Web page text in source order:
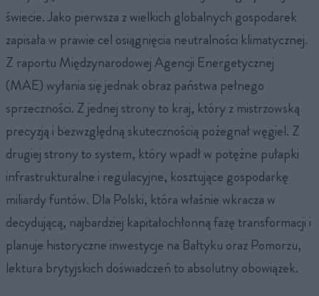
świecie. Jako pierwsza z wielkich globalnych gospodarek
zapisała w prawie cel osiągnięcia neutralności klimatycznej.
Z raportu Międzynarodowej Agencji Energetycznej
(MAE) wyłania się jednak obraz państwa pełnego
sprzeczności. Z jednej strony to kraj, który z mistrzowską
precyzją i bezwzględną skutecznością pożegnał węgiel. Z
drugiej strony to system, który wpadł w potężne pułapki
infrastrukturalne i regulacyjne, kosztujące gospodarkę
miliardy funtów. Dla Polski, która właśnie wkracza w
decydującą, najbardziej kapitałochłonną fazę transformacji i
planuje historyczne inwestycje na Bałtyku oraz Pomorzu,
lektura brytyjskich doświadczeń to absolutny obowiązek.